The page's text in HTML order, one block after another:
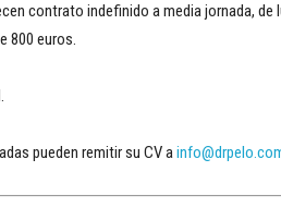
contrato indefinido a media jornada, de
800 euros.
pueden remitir su CV a